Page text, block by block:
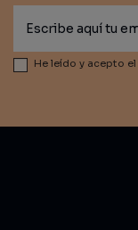
He leído y acepto el